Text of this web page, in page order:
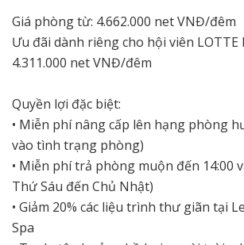
Giá phòng từ: 4.662.000 net VNĐ/đêm
Ưu đãi dành riêng cho hội viên LOTTE
4.311.000 net VNĐ/đêm
Quyền lợi đặc biệt:
• Miễn phí nâng cấp lên hạng phòng
vào tình trạng phòng)
• Miễn phí trả phòng muộn đến 14:00
Thứ Sáu đến Chủ Nhật)
• Giảm 20% các liệu trình thư giãn tại
Spa